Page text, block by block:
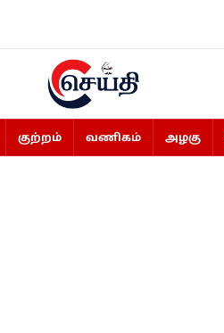
குற்றம் வணிகம் அழகு